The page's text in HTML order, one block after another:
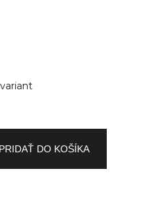
PRIDAŤ DO KOŠÍKA